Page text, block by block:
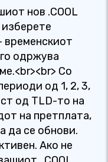
нов .COOL
временскиот
одржува
Со
од 1, 2, 3,
од TLD-то на
на претплата,
да се обнови.
Ако не